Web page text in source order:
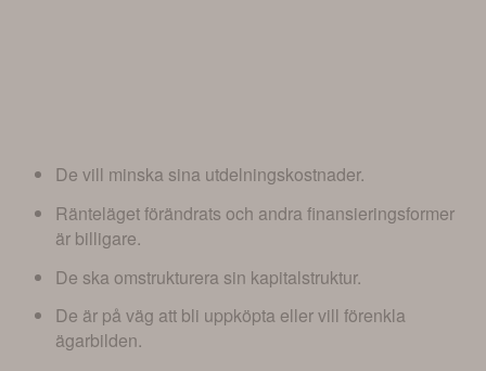
De vill minska sina utdelningskostnader.
Ränteläget förändrats och andra finansieringsformer
är billigare.
De ska omstrukturera sin kapitalstruktur.
De är på väg att bli uppköpta eller vill förenkla
ägarbilden.